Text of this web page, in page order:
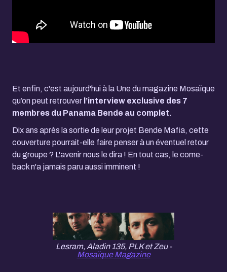
Et enfin, c'est aujourd'hui à la Une du magazine Mosaïque
qu’on peut retrouver l’interview exclusive des 7
membres du Panama Bende au complet.
Dix ans après la sortie de leur projet Bende Mafia, cette
couverture pourrait-elle faire penser à un éventuel retour
du groupe ? L'avenir nous le dira ! En tout cas, le come-
back n'a jamais paru aussi imminent !
Lesram, Aladin 135, PLK et Zeu -
Mosaïque Magazine